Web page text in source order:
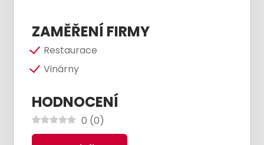
ZAMĚŘENÍ FIRMY
Restaurace
Vinárny
HODNOCENÍ
0 (0)